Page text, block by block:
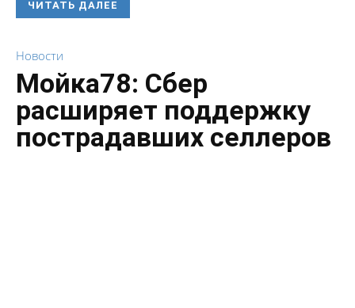
ЧИТАТЬ ДАЛЕЕ
Новости
Мойка78: Сбер
расширяет поддержку
пострадавших селлеров